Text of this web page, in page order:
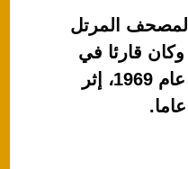
المرتل
قارئا في
الإذاعة المصرية، وتوفي عام 1969، إثر